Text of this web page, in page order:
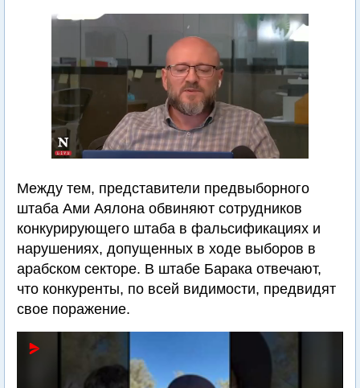
Между тем, представители предвыборного
штаба Ами Аялона обвиняют сотрудников
конкурирующего штаба в фальсификациях и
нарушениях, допущенных в ходе выборов в
арабском секторе. В штабе Барака отвечают,
что конкуренты, по всей видимости, предвидят
свое поражение.